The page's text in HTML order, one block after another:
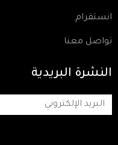
انستقرام
تواصل معنا
النشرة البريدية